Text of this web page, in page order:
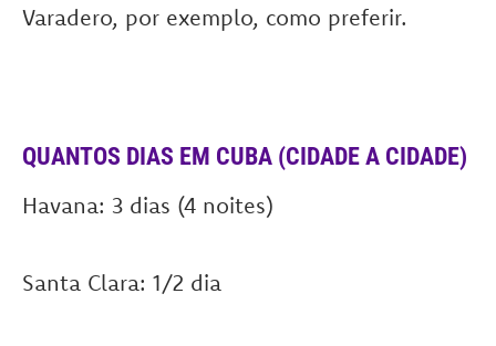
Varadero, por exemplo, como preferir.
QUANTOS DIAS EM CUBA (CIDADE A CIDADE)
Havana: 3 dias (4 noites)
Santa Clara: 1/2 dia